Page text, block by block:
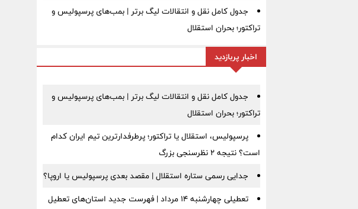
جدول کامل نقل و انتقالات لیگ برتر | بمب‌های پرسپولیس و
تراکتور؛ بحران استقلال
اخبار پربازدید
جدول کامل نقل و انتقالات لیگ برتر | بمب‌های پرسپولیس و
تراکتور؛ بحران استقلال
پرسپولیس، استقلال یا تراکتور؛ پرطرفدارترین تیم ایران کدام
است؟ نتیجه ۲ نظرسنجی بزرگ
جدایی رسمی ستاره استقلال | مقصد بعدی پرسپولیس یا اروپا؟
تعطیلی چهارشنبه ۱۴ مرداد | فهرست جدید استان‌های تعطیل